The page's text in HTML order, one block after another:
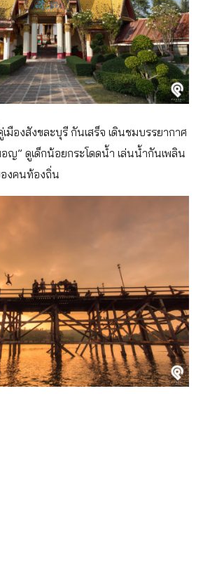
มืองสังขละบุรี กันเสร็จ เดินชมบรรยากาศ
ญ” ดูเด็กน้อยกระโดดน้ำ เล่นน้ำกันเพลิน
งคนท้องถิ่น